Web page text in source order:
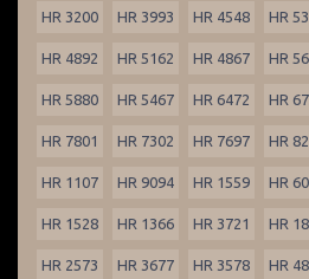
HR 3200 HR 3993 HR 4548 HR
HR 4892 HR 5162 HR 4867 HR
HR 5880 HR 5467 HR 6472 HR
HR 7801 HR 7302 HR 7697 HR
HR 1107 HR 9094 HR 1559 HR
HR 1528 HR 1366 HR 3721 HR
HR 2573 HR 3677 HR 3578 HR